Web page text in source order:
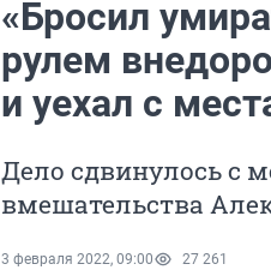
«Бросил
рулем
и уехал с
Дело сдвинулось с
вмешательства
3 февраля 2022, 09:00 27 261